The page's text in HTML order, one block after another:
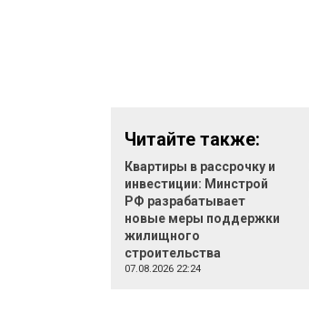
Читайте также:
Квартиры в рассрочку и
инвестиции: Минстрой
РФ разрабатывает
новые меры поддержки
жилищного
строительства
07.08.2026 22:24